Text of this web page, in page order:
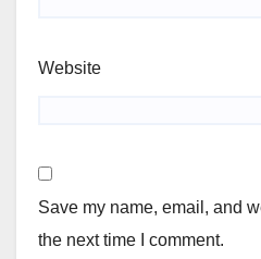
Website
Save my name, email, and
the next time I comment.